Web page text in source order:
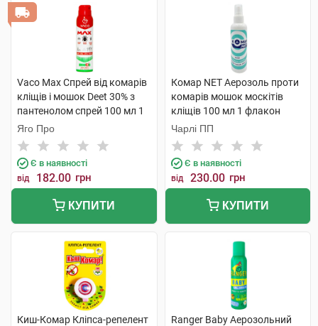
Vaco Max Спрей від комарів
кліщів і мошок Deet 30% з
пантенолом спрей 100 мл 1
флакон
Яго Про
Є в наявності
від 182.00 грн
КУПИТИ
Комар NET Аерозоль проти
комарів мошок москітів
кліщів 100 мл 1 флакон
Чарлі ПП
Є в наявності
від 230.00 грн
КУПИТИ
Киш-Комар Кліпса-репелент
Ranger Baby Аерозольний